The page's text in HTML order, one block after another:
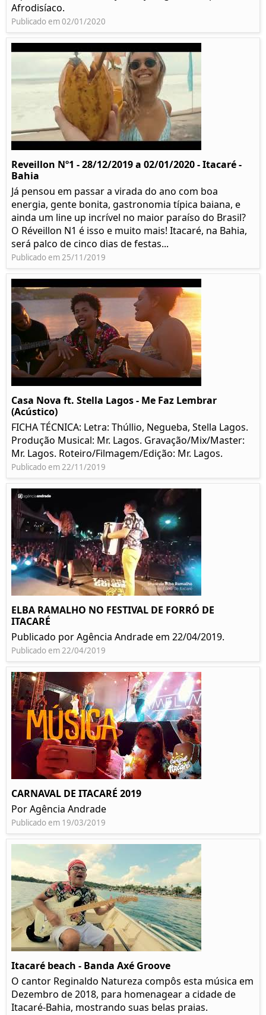
Afrodisíaco.
Publicado em 02/01/2020
Reveillon Nº1 - 28/12/2019 a 02/01/2020 - Itacaré -
Bahia
Já pensou em passar a virada do ano com boa
energia, gente bonita, gastronomia típica baiana, e
ainda um line up incrível no maior paraíso do Brasil?
O Réveillon N1 é isso e muito mais! Itacaré, na Bahia,
será palco de cinco dias de festas...
Publicado em 25/11/2019
Casa Nova ft. Stella Lagos - Me Faz Lembrar
(Acústico)
FICHA TÉCNICA: Letra: Thúllio, Negueba, Stella Lagos.
Produção Musical: Mr. Lagos. Gravação/Mix/Master:
Mr. Lagos. Roteiro/Filmagem/Edição: Mr. Lagos.
Publicado em 22/11/2019
ELBA RAMALHO NO FESTIVAL DE FORRÓ DE
ITACARÉ
Publicado por Agência Andrade em 22/04/2019.
Publicado em 22/04/2019
CARNAVAL DE ITACARÉ 2019
Por Agência Andrade
Publicado em 19/03/2019
Itacaré beach - Banda Axé Groove
O cantor Reginaldo Natureza compôs esta música em
Dezembro de 2018, para homenagear a cidade de
Itacaré-Bahia, mostrando suas belas praias.